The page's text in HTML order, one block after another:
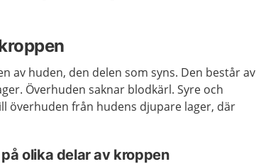
av huden, den delen som syns. Den består av
Överhuden saknar blodkärl. Syre och
överhuden från hudens djupare lager, där
olika delar av kroppen